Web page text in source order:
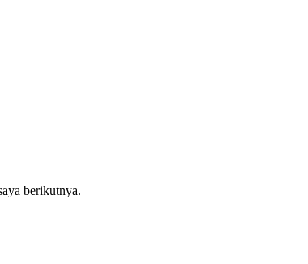
berikutnya.